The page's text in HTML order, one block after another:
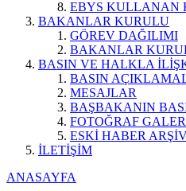
EBYS KULLANAN
BAKANLAR KURULU
GÖREV DAĞILIMI
BAKANLAR
BASIN VE HALKLA
BASIN
MESAJLAR
BAŞBAKANIN
FOTOĞRAF
ESKİ HABER
İLETİŞİM
ANASAYFA